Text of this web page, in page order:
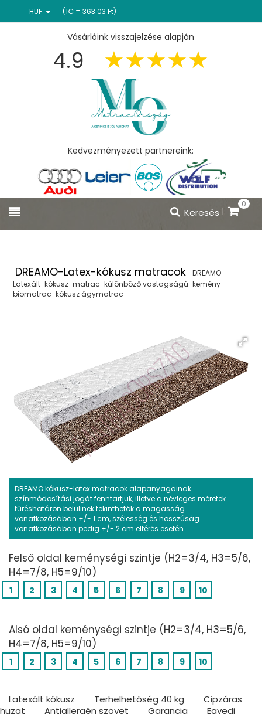
HUF (1€ = 363.03 Ft)
Vásárlóink visszajelzése alapján
4.9
Kedvezményezett partnereink:
0
Keresés
DREAMO-Latex-kókusz matracok
DREAMO-
Latexált-kókusz-matrac-különböző vastagságú-kemény
biomatrac-kókusz ágymatrac
DREAMO kókusz-latex matracok alapanyagainak
színmódosítási jogát fenntartjuk, illetve a névleges méretek
tűréshatáron belülinek tekinthetők a magasság
vonatkozásában +/- 1 cm, szélesség és hosszúság
vonatkozásában pedig +/- 2 cm eltérés esetén.
Felső oldal keménységi szintje (H2=3/4, H3=5/6,
H4=7/8, H5=9/10)
1 2 3 4 5 6 7 8 9 10
Alsó oldal keménységi szintje (H2=3/4, H3=5/6,
H4=7/8, H5=9/10)
1 2 3 4 5 6 7 8 9 10
Latexált kókusz Terhelhetőség 40 kg
Cipzáras
huzat
Antiallergén szövet Garancia
Egyedi